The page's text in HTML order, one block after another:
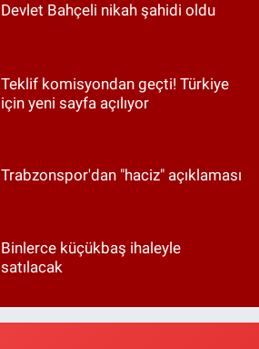
Devlet Bahçeli nikah şahidi oldu
Teklif komisyondan geçti! Türkiye
için yeni sayfa açılıyor
Trabzonspor'dan "haciz" açıklaması
Binlerce küçükbaş ihaleyle
satılacak